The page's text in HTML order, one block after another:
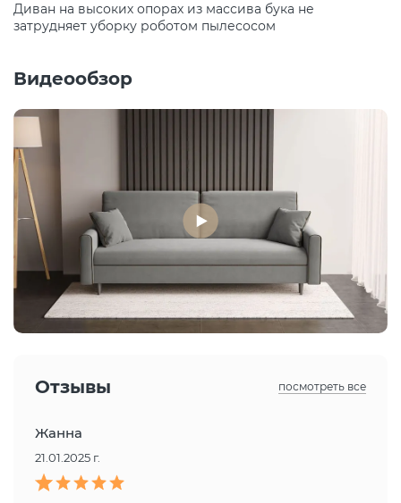
Диван на высоких опорах из массива бука не
затрудняет уборку роботом пылесосом
Видеообзор
Отзывы посмотреть все
Жанна
21.01.2025 г.